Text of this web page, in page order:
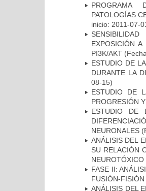
PROGRAMA
PATOLOGÍAS
inicio: 2011-07-
EXPOSICIÓN
PI3K/AKT
ESTUDIO DE
DURANTE LA
08-15)
ESTUDIO DE
PROGRESIÓN
ESTUDIO DE
NEURONALES
ANÁLISIS DEL
SU RELACIÓN
NEUROTÓXICO
FASE II:
FUSIÓN-
ANÁLISIS DEL